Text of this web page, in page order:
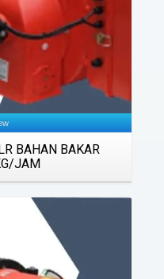
BAHAN BAKAR
JAM